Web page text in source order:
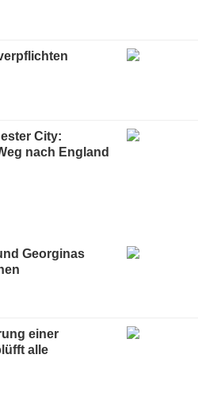
City:
nach England
Georginas
einer
alle